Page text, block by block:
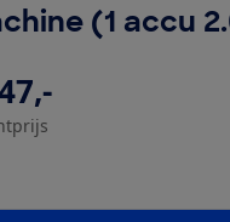
(1 accu